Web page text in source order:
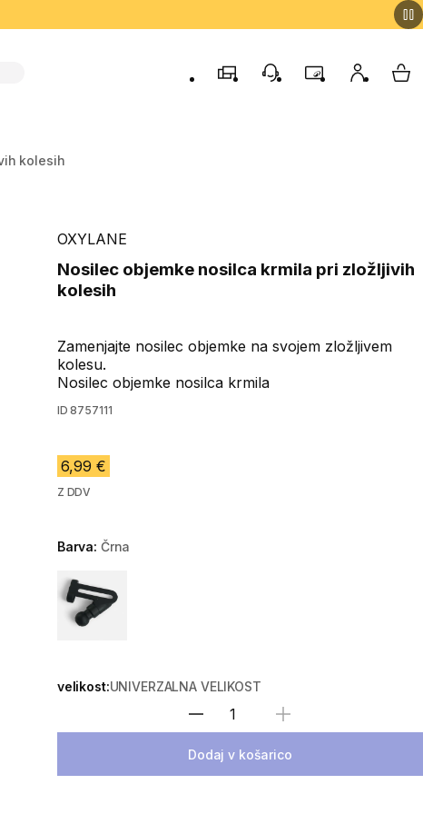
TrgovinePodporo strankam
ProgramMoj račun
kolesih
OXYLANE
Nosilec objemke nosilca krmila pri zložljivih
kolesih
Zamenjajte nosilec objemke na svojem zložljivem
kolesu.
Nosilec objemke nosilca krmila
ID 8757111
6,99 €
Z DDV
Barva: Črna
Choose a variant
velikost:UNIVERZALNA VELIKOST
Izberite količino
Dodaj v košarico